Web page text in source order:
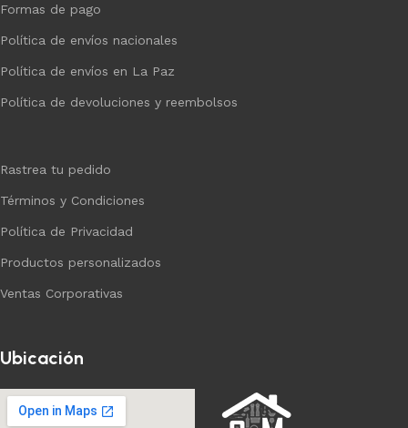
Formas de pago
Política de envíos nacionales
Política de envíos en La Paz
Política de devoluciones y reembolsos
Rastrea tu pedido
Términos y Condiciones
Política de Privacidad
Productos personalizados
Ventas Corporativas
Ubicación